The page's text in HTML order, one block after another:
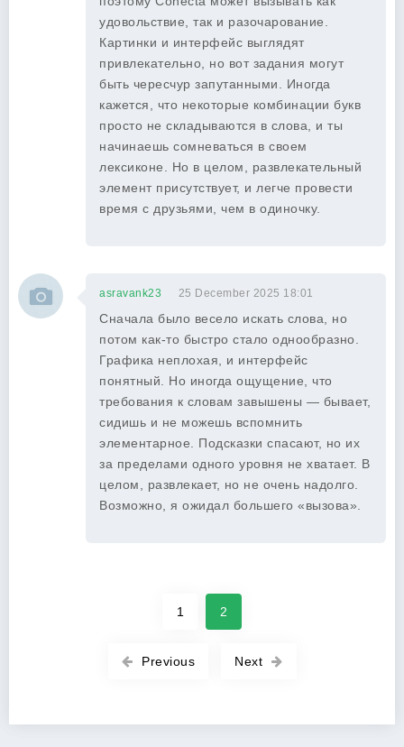
удовольствие, так и разочарование.
Картинки и интерфейс выглядят
привлекательно, но вот задания могут
быть чересчур запутанными. Иногда
кажется, что некоторые комбинации букв
просто не складываются в слова, и ты
начинаешь сомневаться в своем
лексиконе. Но в целом, развлекательный
элемент присутствует, и легче провести
время с друзьями, чем в одиночку.
asravank23 25 December 2025 18:01
Сначала было весело искать слова, но
потом как-то быстро стало однообразно.
Графика неплохая, и интерфейс
понятный. Но иногда ощущение, что
требования к словам завышены — бывает,
сидишь и не можешь вспомнить
элементарное. Подсказки спасают, но их
за пределами одного уровня не хватает. В
целом, развлекает, но не очень надолго.
Возможно, я ожидал большего «вызова».
Previous
1 2
Next